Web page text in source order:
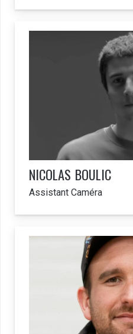
NICOLAS BOULIC
Assistant Caméra